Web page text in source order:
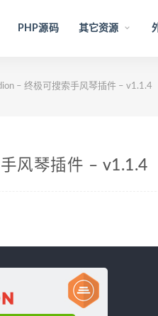
PHP源码 其它资源
– 终极可搜索手风琴插件 – v1.1.4
风琴插件 – v1.1.4